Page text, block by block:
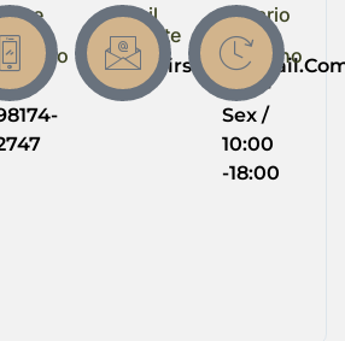
em
Contato
Email
Suporte
Horario
de
Trabalho
Seg -
Sex /
10:00
-18:00